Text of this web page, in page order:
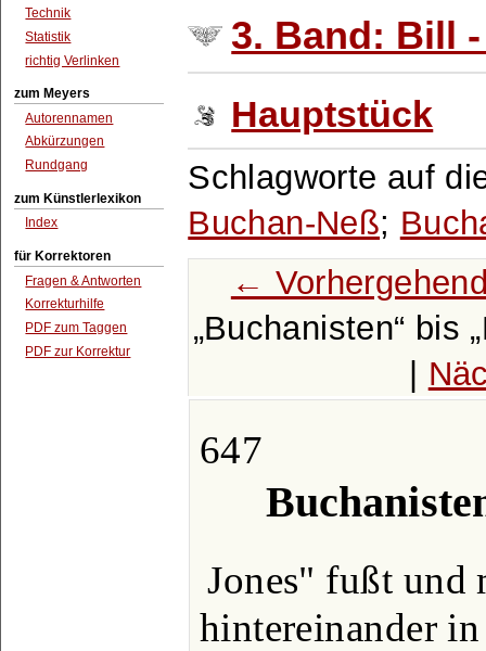
Technik
Statistik
richtig Verlinken
zum Meyers
Autorennamen
Abkürzungen
Rundgang
zum Künstlerlexikon
Index
für Korrektoren
Fragen & Antworten
Korrekturhilfe
PDF zum Taggen
PDF zur Korrektur
3. Band: Bill
Hauptstück
Schlagworte auf
Buchan-Neß;
←
Buchanisten
bis
647
Jones" fußt und
hintereinander